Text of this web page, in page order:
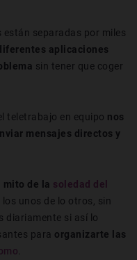
están separadas por miles
aplicaciones
sin tener que coger
teletrabajo en equipo nos
mensajes directos y
mito de la soledad del
unos de lo otros, sin
diariamente si así lo
para organizarte las